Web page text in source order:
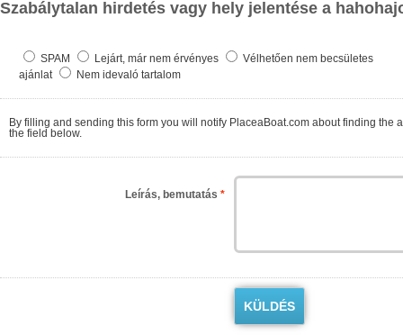
Szabálytalan hirdetés vagy hely jelentése a
SPAM Lejárt, már nem érvényes
Vélhetően nem becsületes
ajánlat
Nem idevaló tartalom
By filling and sending this form you will notify PlaceaBoat.com about finding the ad contrary to the regulations. We will check as
the field below.
Leírás, bemutatás *